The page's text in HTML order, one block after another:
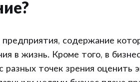
предприятия, содержание
в жизнь. Кроме того, в
разных точек зрения оценить